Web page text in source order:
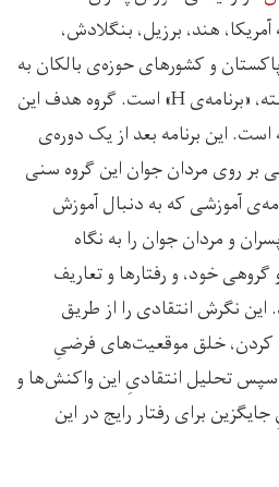
جمله آمریکا، هند، برزیل، بنگلادش،
و کشورهای حوزه‌ی بالکان به
کار رفته و نتایج مفیدی داشته، «برنامه‌ی H» است. گروه هدف این
پسران ۱۵ تا ۲۴ ساله است. این برنامه بعد از یک دوره‌ی
بر روی مردان جوان این گروه سنی
آموزشی که به دنبال آموزش
و مردان جوان را به نگاه
خود، و رفتارها و تعاریف
نگرش انتقادی را از طریق
کردن، خلق موقعیت‌های فرضیِ
تحلیل انتقادیِ این واکنش‌ها و
برای رفتار رایج در این